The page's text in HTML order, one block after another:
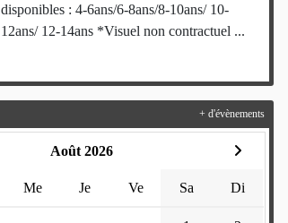
disponibles : 4-6ans/6-8ans/8-10ans/ 10-
12ans/ 12-14ans *Visuel non contractuel ...
Août 2026
Me Je Ve Sa Di
+ d'évènements